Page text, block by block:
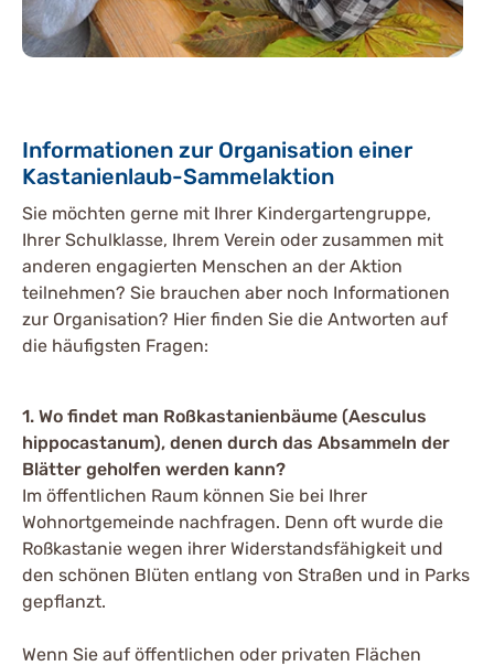
Informationen zur Organisation einer
Kastanienlaub-Sammelaktion
Sie möchten gerne mit Ihrer Kindergartengruppe,
Ihrer Schulklasse, Ihrem Verein oder zusammen mit
anderen engagierten Menschen an der Aktion
teilnehmen? Sie brauchen aber noch Informationen
zur Organisation? Hier finden Sie die Antworten auf
die häufigsten Fragen:
1. Wo findet man Roßkastanienbäume (Aesculus
hippocastanum), denen durch das Absammeln der
Blätter geholfen werden kann?
Im öffentlichen Raum können Sie bei Ihrer
Wohnortgemeinde nachfragen. Denn oft wurde die
Roßkastanie wegen ihrer Widerstandsfähigkeit und
den schönen Blüten entlang von Straßen und in Parks
gepflanzt.
Wenn Sie auf öffentlichen oder privaten Flächen